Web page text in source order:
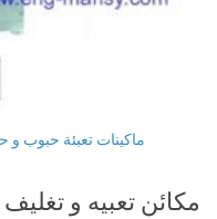
ماكينات تعبئة حبوب و
مكائن تعبيه و تغليف